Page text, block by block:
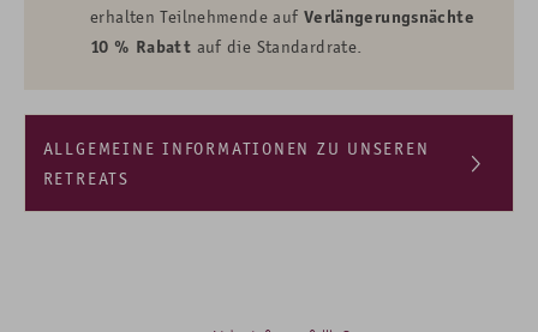
erhalten Teilnehmende auf Verlängerungsnächte
10 % Rabatt auf die Standardrate.
ALLGEMEINE INFORMATIONEN ZU UNSEREN
RETREATS
Abendessen in der Gemeinschaft oder ziehe dich